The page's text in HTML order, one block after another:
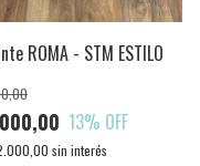
ROMA - STM ESTILO
13% OFF
sin interés